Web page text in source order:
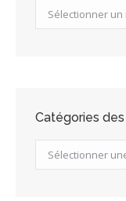
Archives
des
Catégories
Catégories
des